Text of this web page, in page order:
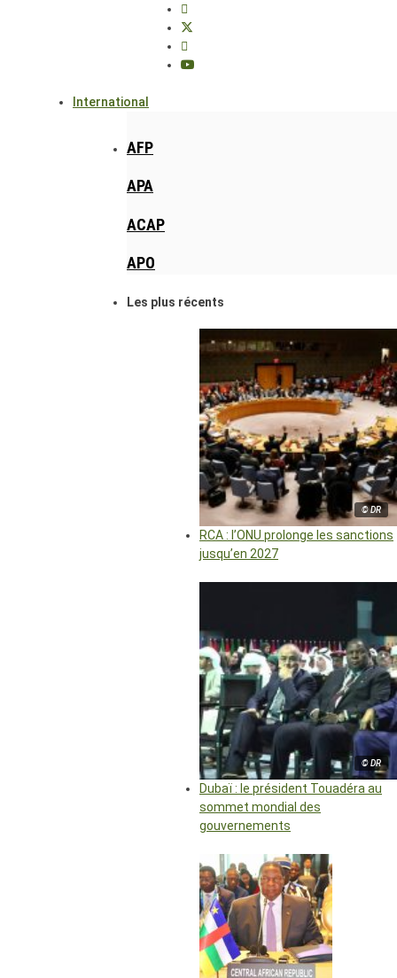
International
AFP
APA
ACAP
APO
Les plus récents
© DR
RCA : l’ONU prolonge les sanctions
jusqu’en 2027
© DR
Dubaï : le président Touadéra au
sommet mondial des
gouvernements